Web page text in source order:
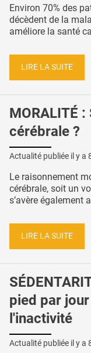
Environ 70% des
décèdent de la
améliore la santé
LIRE LA SUITE
MORALITÉ
cérébrale ?
Actualité publiée il y a
Le raisonnement
cérébrale, soit un
s’avère également
LIRE LA SUITE
pied par
l'inactivité
Actualité publiée il y a